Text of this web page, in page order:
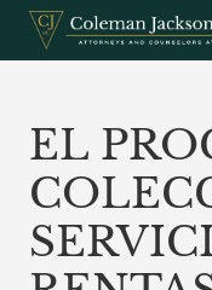
Saltar
contenido
EL